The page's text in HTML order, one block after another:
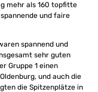
mehr als 160 topfitte
und faire
spannend und
sehr guten
Gruppe 1 einen
und auch die
die Spitzenplätze in